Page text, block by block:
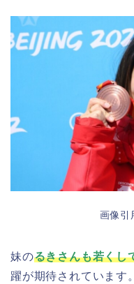
画像引
妹のるきさんも若くし
躍が期待されています。